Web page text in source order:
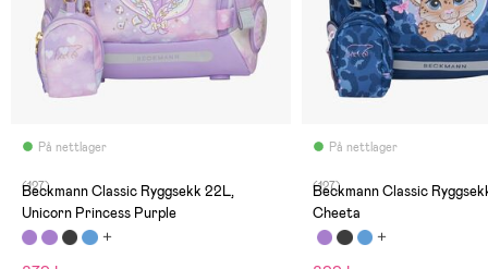
På nettlager
(127)
Beckmann Classic Ryggsekk 22L,
Unicorn Princess Purple
På nettlager
(127)
Beckmann Classic
Cheeta